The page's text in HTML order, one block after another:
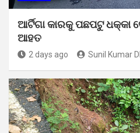
ଆର୍ଟିଗା କାରକୁ ପଛପଟୁ ଧକ୍କା
ଆହତ
2 days ago Sunil Kumar